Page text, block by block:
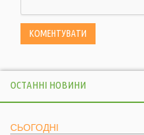
ОСТАННІ НОВИНИ
СЬОГОДНІ